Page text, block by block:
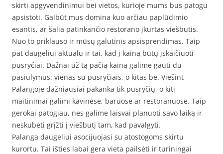
skirti apgyvendinimui bei vietos, kurioje mums bus patogu
apsistoti. Galbūt mus domina kuo arčiau paplūdimio
esantis, ar šalia patinkančio restorano įkurtas viešbutis.
Nuo to priklauso ir mūsų galutinis apsisprendimas. Taip
pat daugeliui aktualu ir tai, kad į kainą būtų įskaičiuoti
pusryčiai. Dažnai už tą pačią kainą galime gauti du
pasiūlymus: vienas su pusryčiais, o kitas be. Viešint
Palangoje dažniausiai pakanka tik pusryčių, o kiti
maitinimai galimi kavinėse, baruose ar restoranuose. Taip
gerokai patogiau, nes galime laisvai planuoti savo laiką ir
neskubėti grįžti į viešbutį tam, kad pavalgyti.
Palanga daugeliui asocijuojasi su atostogoms skirtu
kurortu. Tai išties labai gera vieta pailsėti ir turiningai